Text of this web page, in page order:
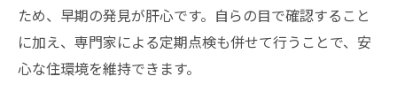
信頼できる業者選びの基本チェックポイン
ト
港区・墨田区での口コミ評価の活用法
ため、早期の発見が肝心です。自らの目で確認すること
に加え、専門家による定期点検も併せて行うことで、安
心な住環境を維持できます。